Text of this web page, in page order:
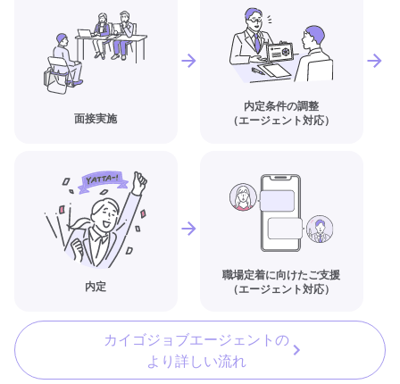
面接実施
内定条件の調整
（エージェント対応）
内定
職場定着に向けたご支援
（エージェント対応）
カイゴジョブエージェントの
より詳しい流れ